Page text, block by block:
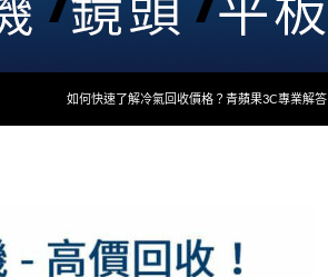
如何快速了解冷氣回收價格？青蘋果3C專業解答